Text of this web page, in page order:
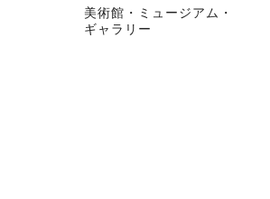
美術館・ミュージアム・
ギャラリー